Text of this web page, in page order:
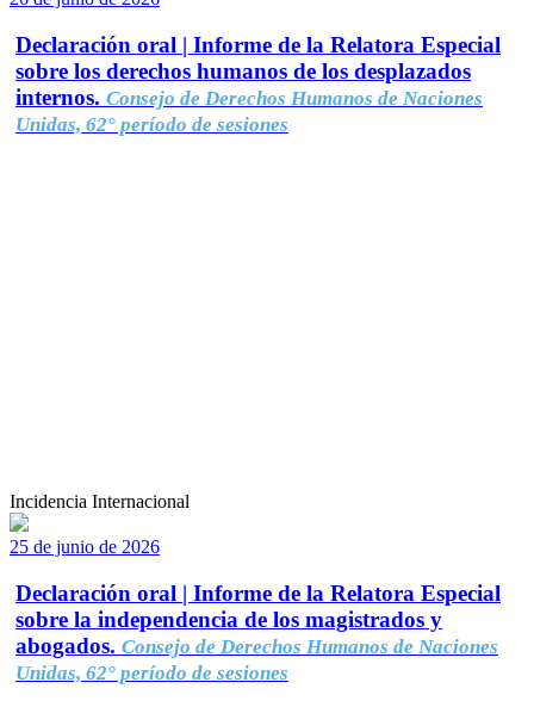
Declaración oral | Informe de la Relatora Especial
sobre los derechos humanos de los desplazados
internos. Consejo de Derechos Humanos de Naciones
Unidas, 62° período de sesiones
Incidencia Internacional
25 de junio de 2026
Declaración oral | Informe de la Relatora Especial
sobre la independencia de los magistrados y
abogados. Consejo de Derechos Humanos de Naciones
Unidas, 62° período de sesiones